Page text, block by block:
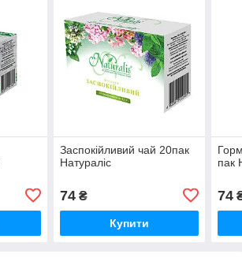
Заспокійливий чай 20пак
Натураліс
74₴
Купити
пак
74